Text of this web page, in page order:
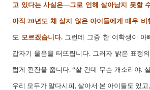
고 있다는 사실은―그로 인해 살아남지 못할
아직 20년도 채 살지 않은 아이들에게 매우 비
도 모르겠습니다.그런데 그중 한 여학생이 아
갑자기 울음을 터뜨립니다. 그러자 밝은 표정
럽게 핀잔을 줍니다. “살 건데 무슨 개소리야.
우리 모두가 알다시피, 살아서 본 아이들도 있